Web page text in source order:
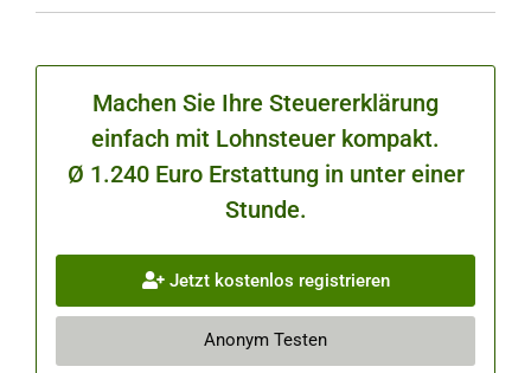
Machen Sie Ihre Steuererklärung
einfach mit Lohnsteuer kompakt.
Ø 1.240 Euro Erstattung in unter einer
Stunde.
Jetzt kostenlos registrieren
Anonym Testen